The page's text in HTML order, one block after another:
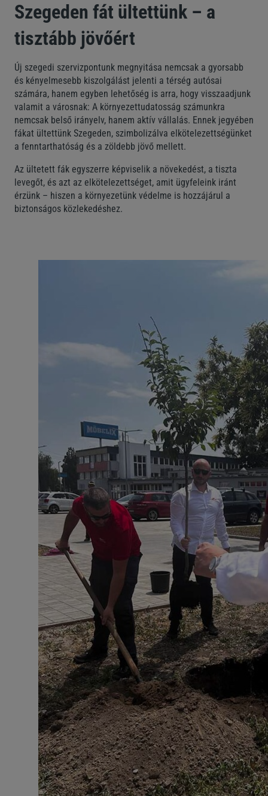
Szegeden fát ültettünk – a
tisztább jövőért
Új szegedi szervizpontunk megnyitása nemcsak a gyorsabb
és kényelmesebb kiszolgálást jelenti a térség autósai
számára, hanem egyben lehetőség is arra, hogy visszaadjunk
valamit a városnak: A környezettudatosság számunkra
nemcsak belső irányelv, hanem aktív vállalás. Ennek jegyében
fákat ültettünk Szegeden, szimbolizálva elkötelezettségünket
a fenntarthatóság és a zöldebb jövő mellett.
Az ültetett fák egyszerre képviselik a növekedést, a tiszta
levegőt, és azt az elkötelezettséget, amit ügyfeleink iránt
érzünk – hiszen a környezetünk védelme is hozzájárul a
biztonságos közlekedéshez.